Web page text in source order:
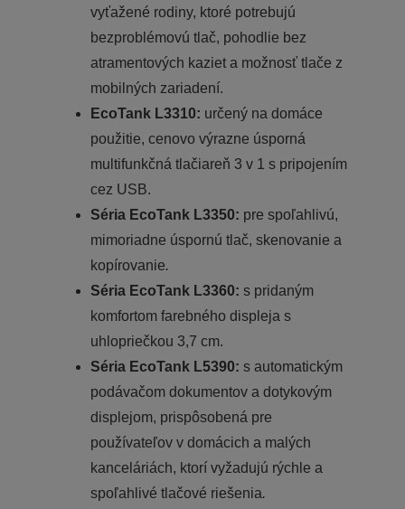
vyťažené rodiny, ktoré potrebujú
bezproblémovú tlač, pohodlie bez
atramentových kaziet a možnosť tlače z
mobilných zariadení.
EcoTank L3310: určený na domáce
použitie, cenovo výrazne úsporná
multifunkčná tlačiareň 3 v 1 s pripojením
cez USB.
Séria EcoTank L3350: pre spoľahlivú,
mimoriadne úspornú tlač, skenovanie a
kopírovanie.
Séria EcoTank L3360: s pridaným
komfortom farebného displeja s
uhlopriečkou 3,7 cm.
Séria EcoTank L5390: s automatickým
podávačom dokumentov a dotykovým
displejom, prispôsobená pre
používateľov v domácich a malých
kanceláriách, ktorí vyžadujú rýchle a
spoľahlivé tlačové riešenia.